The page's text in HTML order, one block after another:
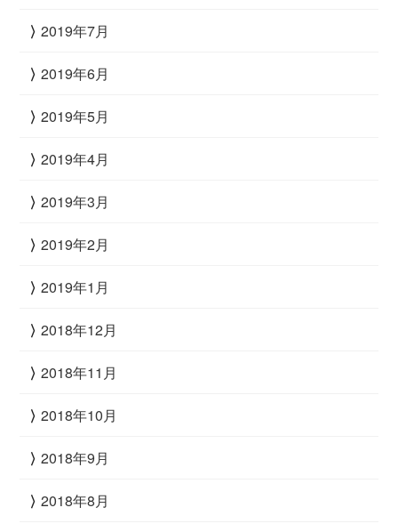
2019年7月
2019年6月
2019年5月
2019年4月
2019年3月
2019年2月
2019年1月
2018年12月
2018年11月
2018年10月
2018年9月
2018年8月